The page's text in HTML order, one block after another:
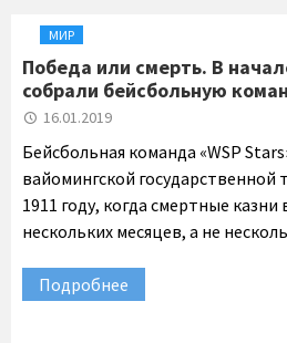
МИР
Победа или смерть. В
собрали бейсбольную
16.01.2019
Бейсбольная команда «WSP
вайомингской
1911 году, когда смертные
нескольких месяцев, а не
Подробнее